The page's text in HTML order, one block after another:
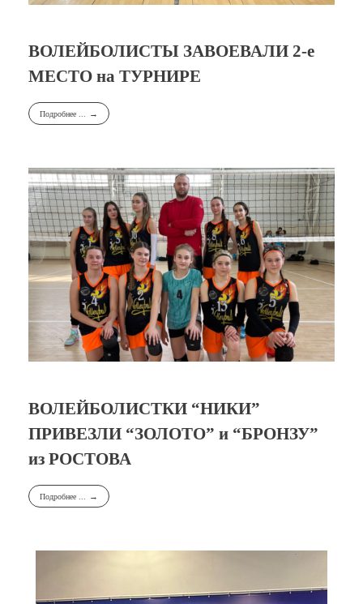
ВОЛЕЙБОЛИСТЫ ЗАВОЕВАЛИ 2-е
МЕСТО на ТУРНИРЕ
Подробнее ...
ВОЛЕЙБОЛИСТКИ “НИКИ”
ПРИВЕЗЛИ “ЗОЛОТО” и “БРОНЗУ”
из РОСТОВА
Подробнее ...